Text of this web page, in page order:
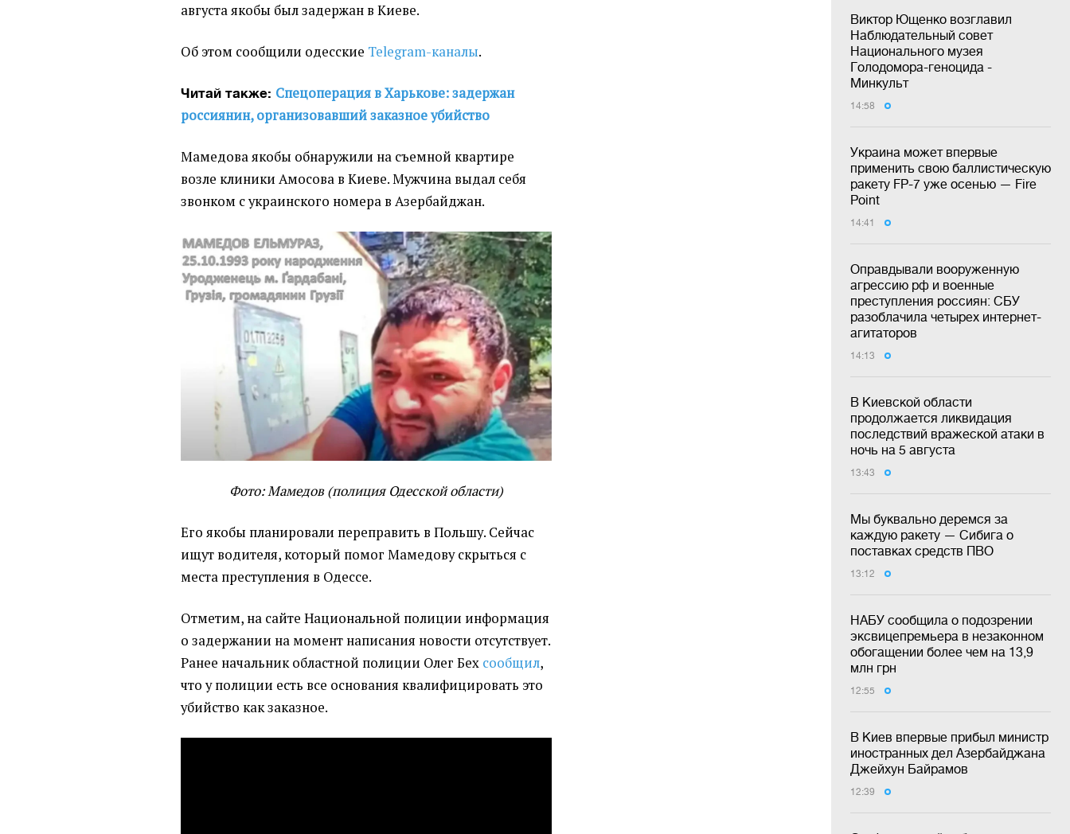
Виктор Ющенко возглавил
Наблюдательный совет
Национального музея
Голодомора-геноцида -
Минкульт
14:58
Украина может впервые
применить свою баллистическую
ракету FP-7 уже осенью — Fire
Point
14:41
Оправдывали вооруженную
агрессию рф и военные
преступления россиян: СБУ
разоблачила четырех интернет-
агитаторов
14:13
В Киевской области
продолжается ликвидация
последствий вражеской атаки в
ночь на 5 августа
13:43
Мы буквально деремся за
каждую ракету — Сибига о
поставках средств ПВО
13:12
НАБУ сообщила о подозрении
эксвицепремьера в незаконном
обогащении более чем на 13,9
млн грн
12:55
В Киев впервые прибыл министр
иностранных дел Азербайджана
Джейхун Байрамов
12:39
августа якобы был задержан в Киеве.
Об этом сообщили одесские Telegram-каналы.
Читай также: Спецоперация в Харькове: задержан
россиянин, организовавший заказное убийство
Мамедова якобы обнаружили на съемной квартире
возле клиники Амосова в Киеве. Мужчина выдал себя
звонком с украинского номера в Азербайджан.
Фото: Мамедов (полиция Одесской области)
Его якобы планировали переправить в Польшу. Сейчас
ищут водителя, который помог Мамедову скрыться с
места преступления в Одессе.
Отметим, на сайте Национальной полиции информация
о задержании на момент написания новости отсутствует.
Ранее начальник областной полиции Олег Бех сообщил,
что у полиции есть все основания квалифицировать это
убийство как заказное.